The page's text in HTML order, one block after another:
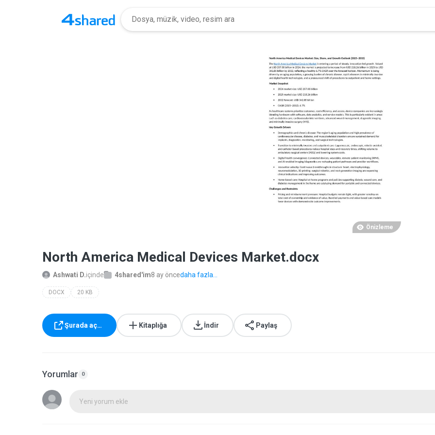
Önizleme
North America Medical Devices Market.docx
Ashwati D.içinde 4shared'im8 ay öncedaha fazla...
DOCX 20 KB
Şurada aç… Kitaplığa İndir Paylaş
Yorumlar 0
Yeni yorum ekle